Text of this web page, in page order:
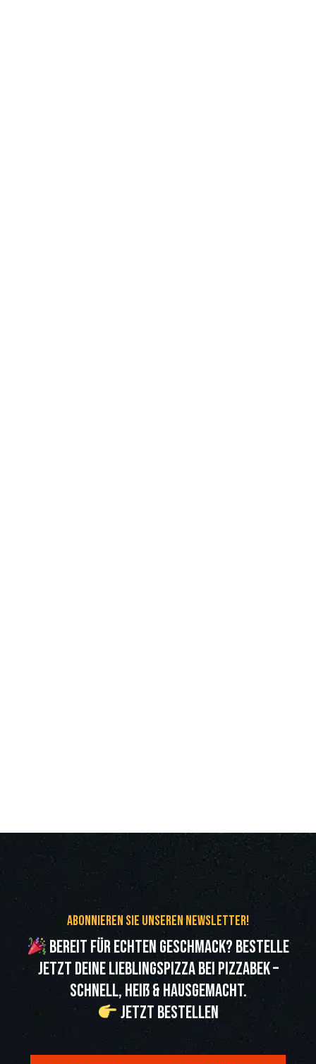
Abonnieren Sie unseren Newsletter!
Bereit für echten Geschmack? Bestelle
jetzt deine Lieblingspizza bei Pizzabek –
schnell, heiß & hausgemacht.
Jetzt bestellen